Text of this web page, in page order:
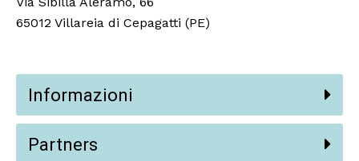
65012 Villareia di Cepagatti (PE)
Informazioni
Partners